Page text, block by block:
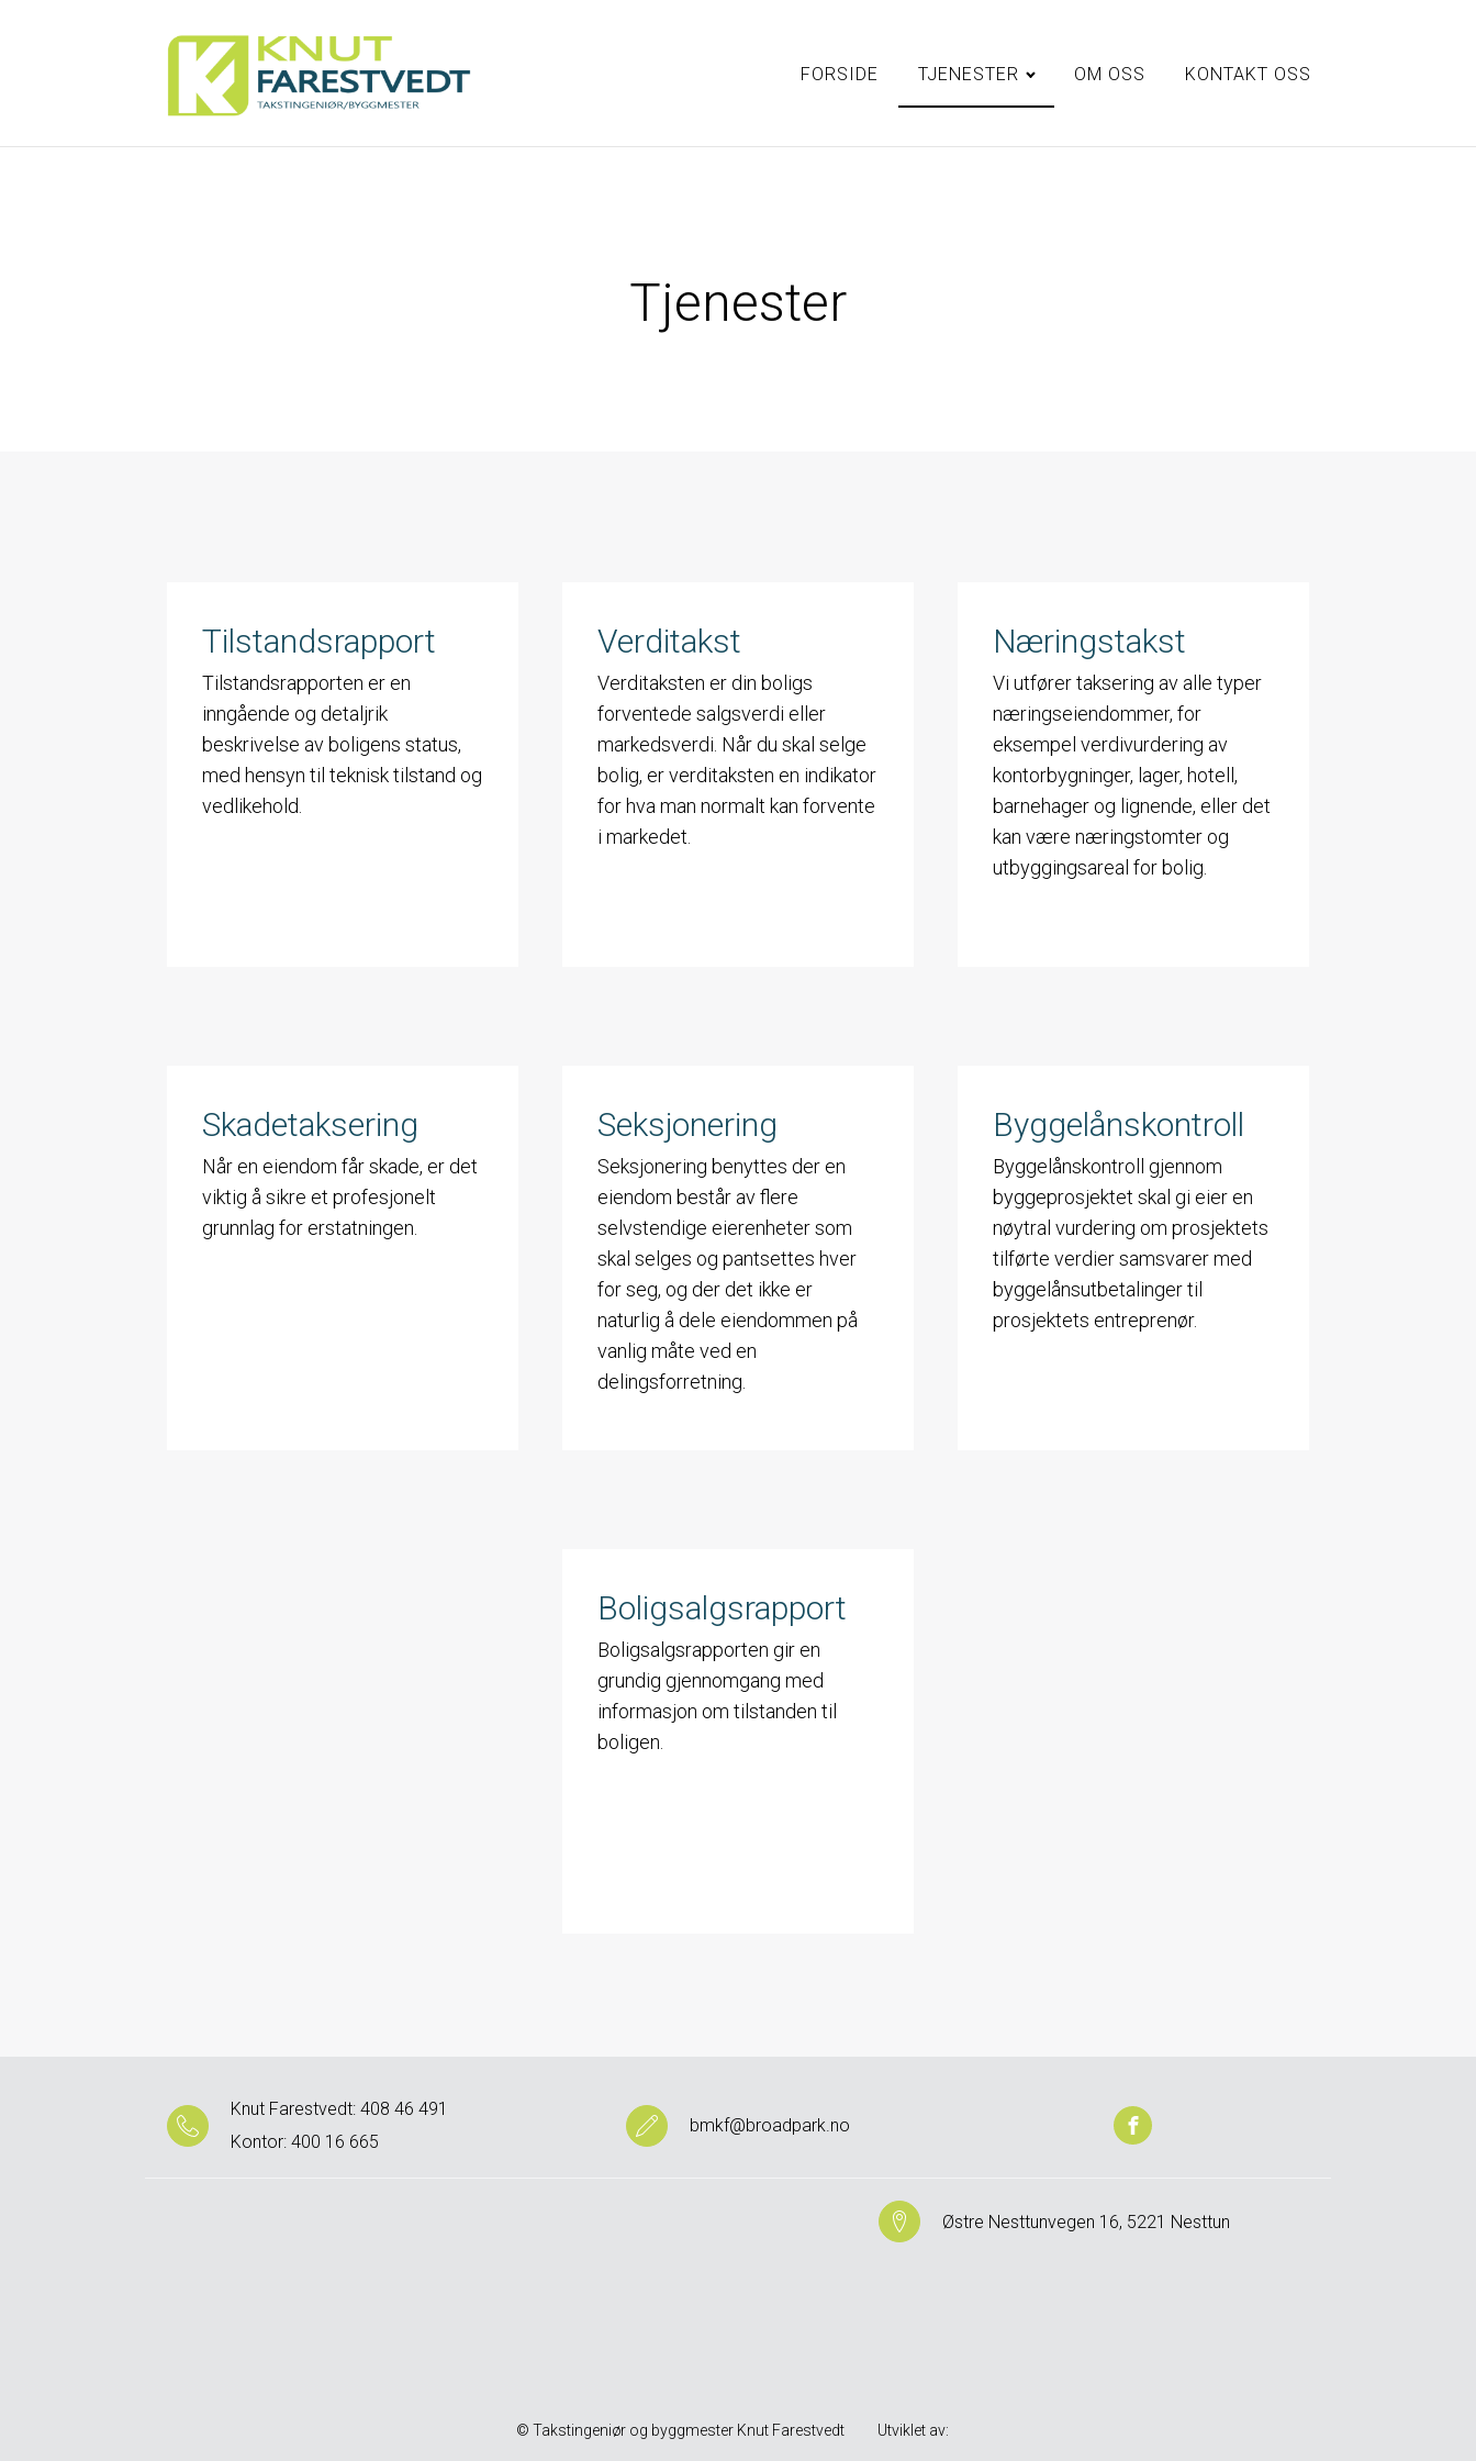
FORSIDE TJENESTER OM OSS KONTAKT OSS
Tjenester
Tilstandsrapport
Tilstandsrapporten er en
inngående og detaljrik
beskrivelse av boligens status,
med hensyn til teknisk tilstand og
vedlikehold.
Verditakst
Verditaksten er din boligs
forventede salgsverdi eller
markedsverdi. Når du skal selge
bolig, er verditaksten en indikator
for hva man normalt kan forvente
i markedet.
Næringstakst
Vi utfører taksering av alle typer
næringseiendommer, for
eksempel verdivurdering av
kontorbygninger, lager, hotell,
barnehager og lignende, eller det
kan være næringstomter og
utbyggingsareal for bolig.
Skadetaksering
Når en eiendom får skade, er det
viktig å sikre et profesjonelt
grunnlag for erstatningen.
Seksjonering
Seksjonering benyttes der en
eiendom består av flere
selvstendige eierenheter som
skal selges og pantsettes hver
for seg, og der det ikke er
naturlig å dele eiendommen på
vanlig måte ved en
delingsforretning.
Byggelånskontroll
Byggelånskontroll gjennom
byggeprosjektet skal gi eier en
nøytral vurdering om prosjektets
tilførte verdier samsvarer med
byggelånsutbetalinger til
prosjektets entreprenør.
Boligsalgsrapport
Boligsalgsrapporten gir en
grundig gjennomgang med
informasjon om tilstanden til
boligen.
Knut Farestvedt: 408 46 491
Kontor: 400 16 665
bmkf@broadpark.no
Østre Nesttunvegen 16, 5221 Nesttun
© Takstingeniør og byggmester Knut Farestvedt Utviklet av: